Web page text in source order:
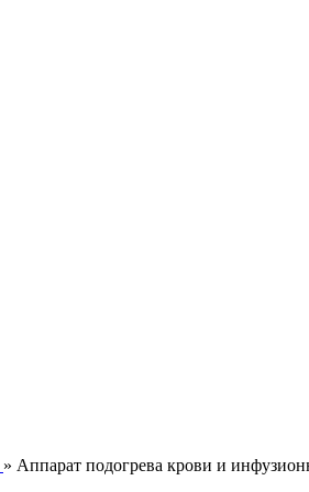
» Аппарат подогрева крови и